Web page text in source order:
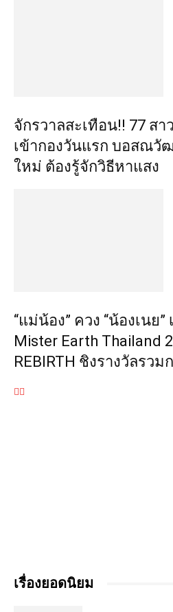
จักรวาลสะเทือน!! 77 สา
เข้ากองวันแรก บอสณวั
ใหม่ ต้องรู้จักวิธีหาแสง
“แม่น้อง” ควง “น้องเนย”
Mister Earth Thailand
REBIRTH ชิงรางวัลรว
เรื่องยอดนิยม